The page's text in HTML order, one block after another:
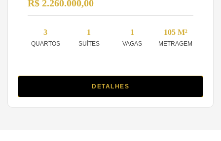
R$ 2.260.000,00
3
QUARTOS
1
SUÍTES
1
VAGAS
105 M²
METRAGEM
DETALHES